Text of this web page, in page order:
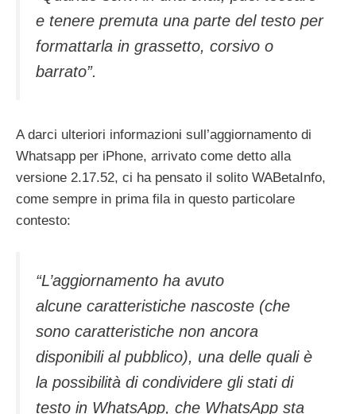
e tenere premuta una parte del testo per
formattarla in grassetto, corsivo o
barrato”.
A darci ulteriori informazioni sull’aggiornamento di
Whatsapp per iPhone, arrivato come detto alla
versione 2.17.52, ci ha pensato il solito WABetaInfo,
come sempre in prima fila in questo particolare
contesto:
“L’aggiornamento ha avuto
alcune caratteristiche nascoste (che
sono caratteristiche non ancora
disponibili al pubblico), una delle quali è
la possibilità di condividere gli stati di
testo in WhatsApp, che WhatsApp sta